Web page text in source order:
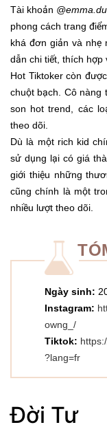
Tài khoản
phong cách trang
khá đơn giản và nhẹ
dẫn chi tiết, thích hợp
Hot Tiktoker còn
chuột bạch. Cô nàng
son hot trend, các
theo dõi.
Dù là một rich kid
sử dụng lại có giá
giới thiệu những
cũng chính là một
nhiều lượt theo dõi.
Ngày sinh:
Instagram:
owng_/
Tiktok:
?lang=fr
Đời Tư